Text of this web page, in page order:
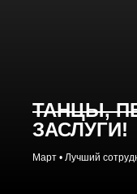
ТАНЦЫ,
ЗАСЛУГИ!
Март • Лучший